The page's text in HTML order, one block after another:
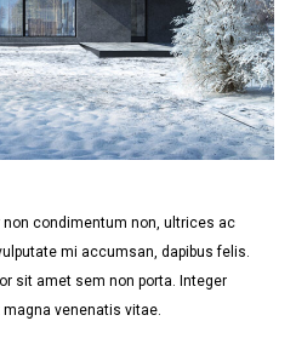
condimentum non, ultrices ac
mi accumsan, dapibus felis.
sit amet sem non porta. Integer
venenatis vitae.